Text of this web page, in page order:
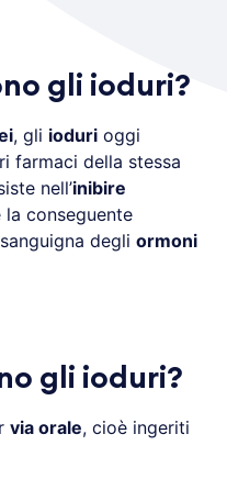
gli ioduri?
, gli ioduri oggi
farmaci della stessa
nell’inibire
la conseguente
degli ormoni
gli ioduri?
via orale, cioè ingeriti